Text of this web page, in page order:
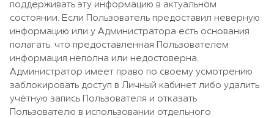
поддерживать эту информацию в актуальном
состоянии. Если Пользователь предоставил неверную
информацию или у Администратора есть основания
полагать, что предоставленная Пользователем
информация неполна или недостоверна,
Администратор имеет право по своему усмотрению
заблокировать доступ в Личный кабинет либо удалить
учётную запись Пользователя и отказать
Пользователю в использовании отдельного